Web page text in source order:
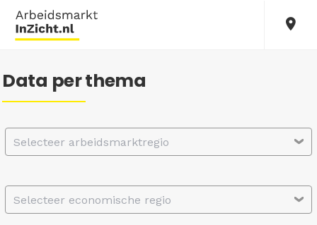
Data per thema
Selecteer arbeidsmarktregio
Selecteer economische regio